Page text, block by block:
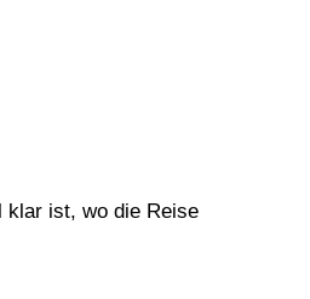
klar ist, wo die Reise